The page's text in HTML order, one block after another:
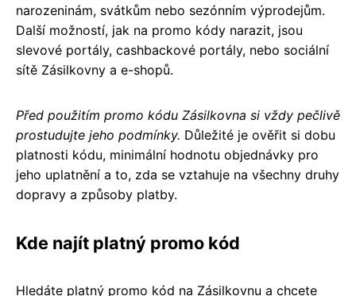
narozeninám, svátkům nebo sezónním výprodejům.
Další možností, jak na promo kódy narazit, jsou
slevové portály, cashbackové portály, nebo sociální
sítě Zásilkovny a e-shopů.
Před použitím promo kódu Zásilkovna si vždy pečlivě
prostudujte jeho podmínky. Důležité je ověřit si dobu
platnosti kódu, minimální hodnotu objednávky pro
jeho uplatnění a to, zda se vztahuje na všechny druhy
dopravy a způsoby platby.
Kde najít platný promo kód
Hledáte platný promo kód na Zásilkovnu a chcete